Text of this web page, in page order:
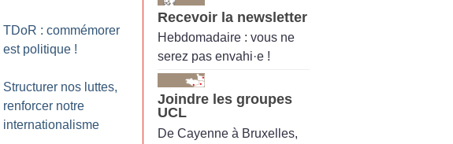
TDoR : commémorer
est politique !
Structurer nos luttes,
renforcer notre
internationalisme
Recevoir la newsletter
Hebdomadaire : vous ne
serez pas envahi·e !
Joindre les groupes
UCL
De Cayenne à Bruxelles,